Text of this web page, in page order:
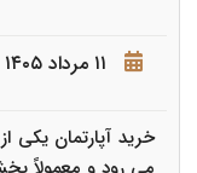
۱۱ مرداد ۱۴۰۵
خرید آپارتمان یکی